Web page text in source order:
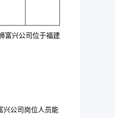
富兴公司位于福建
兴公司岗位人员能